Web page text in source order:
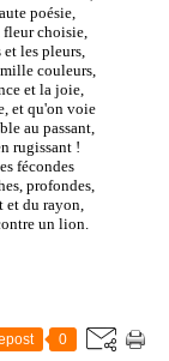
poésie,
choisie,
les pleurs,
couleurs,
et la joie,
et qu'on voie
au passant,
rugissant !
fécondes
profondes,
et du rayon,
un lion.
0